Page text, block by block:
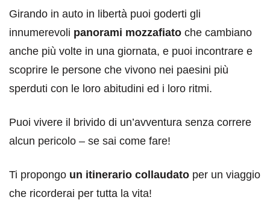
Girando in auto in libertà puoi goderti gli
innumerevoli panorami mozzafiato che cambiano
anche più volte in una giornata, e puoi incontrare e
scoprire le persone che vivono nei paesini più
sperduti con le loro abitudini ed i loro ritmi.
Puoi vivere il brivido di un’avventura senza correre
alcun pericolo – se sai come fare!
Ti propongo un itinerario collaudato per un viaggio
che ricorderai per tutta la vita!